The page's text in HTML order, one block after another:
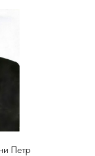
Петр